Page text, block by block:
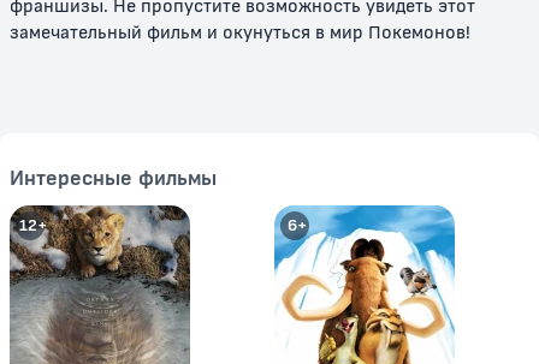
Покемон: Гиратина и Небесный
воин
Покемон: Аркеус и
Драгоценный камень жизни
12+ 12+
франшизы. Не пропустите возможность увидеть этот
замечательный фильм и окунуться в мир Покемонов!
Интересные фильмы
12+ 6+